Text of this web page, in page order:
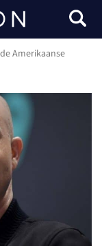
Amerikaanse